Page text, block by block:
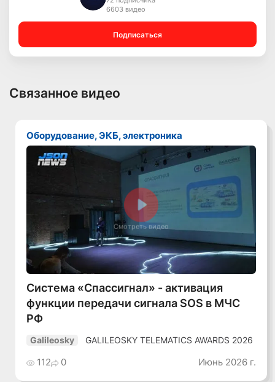
6603 видео
Подписаться
Связанное видео
Оборудование, ЭКБ, электроника
Смотреть видео
Система «Спассигнал» - активация
функции передачи сигнала SOS в МЧС
РФ
Galileosky GALILEOSKY TELEMATICS AWARDS 2026
112 0 Июнь 2026 г.